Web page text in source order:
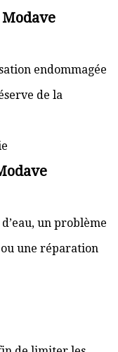
endommagée
de la
un problème
une réparation